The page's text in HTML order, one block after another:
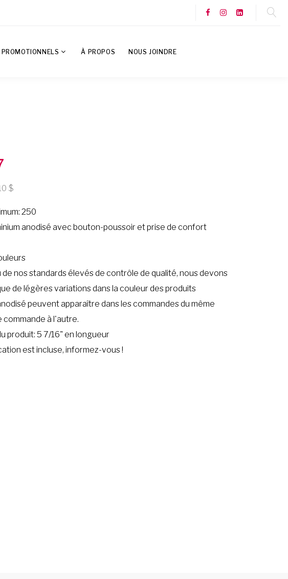
À PROPOS NOUS JOINDRE
250
anodisé avec bouton-poussoir et prise de confort
nos standards élevés de contrôle de qualité, nous devons
de légères variations dans la couleur des produits
peuvent apparaître dans les commandes du même
commande à l'autre.
produit: 5 7/16" en longueur
est incluse, informez-vous !